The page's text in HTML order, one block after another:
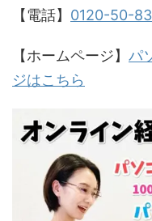
【電話】 0120-50-
【ホームページ】 パ
ジはこちら